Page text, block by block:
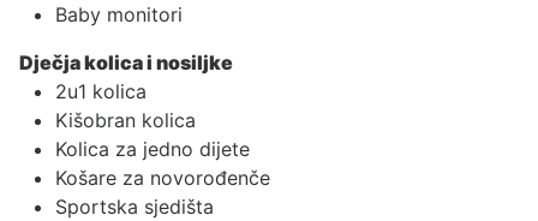
Baby monitori
Dječja kolica i nosiljke
2u1 kolica
Kišobran kolica
Kolica za jedno dijete
Košare za novorođenče
Sportska sjedišta